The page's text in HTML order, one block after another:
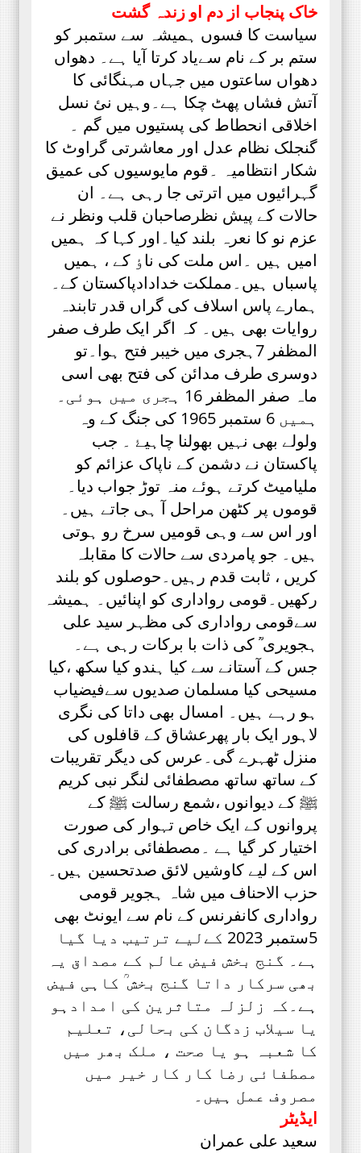
خاک پنجاب از دم او زندہ گشت
سیاست کا فسوں ہمیشہ سے ستمبر کو
ستم بر کے نام سےیاد کرتا آیا ہے۔ دھواں
دھواں ساعتوں میں جہاں مہنگائی کا
آتش فشاں پھٹ چکا ہے۔وہیں نئ نسل
اخلاقی انحطاط کی پستیوں میں گم ۔
گنجلک نظام عدل اور معاشرتی گراوٹ کا
شکار انتظامیہ ۔قوم مایوسیوں کی عمیق
گہرائیوں میں اترتی جا رہی ہے۔ ان
حالات کے پیش نظرصاحبان قلب ونظر نے
عزم نو کا نعرہ بلند کیا۔اور کہا کہ ہمیں
امیں ہیں ۔اس ملت کی ناٶ کے ، ہمیں
پاسباں ہیں۔مملکت خدادادپاکستان کے۔
ہمارے پاس اسلاف کی گراں قدر تابندہ
روایات بھی ہیں۔ کہ اگر ایک طرف صفر
المظفر 7ہجری میں خیبر فتح ہوا۔تو
دوسری طرف مدائن کی فتح بھی اسی
ماہ صفر المظفر 16 ہجری میں ہوئی۔
ہمیں 6 ستمبر 1965 کی جنگ کے وہ
ولولے بھی نہیں بھولنا چاہیۓ ۔ جب
پاکستان نے دشمن کے ناپاک عزائم کو
ملیامیٹ کرتے ہوئے منہ توڑ جواب دیا۔
قوموں پر کٹھن مراحل آ ہی جاتے ہیں۔
اور اس سے وہی قومیں سرخ رو ہوتی
ہیں۔ جو پامردی سے حالات کا مقابلہ
کریں ، ثابت قدم رہیں۔حوصلوں کو بلند
رکھیں۔قومی رواداری کو اپنائیں۔ ہمیشہ
سےقومی رواداری کی مظہر سید علی
ہجویری ؒ کی ذات با برکات رہی ہے۔
جس کے آستانے سے کیا ہندو کیا سکھ ،کیا
مسیحی کیا مسلمان صدیوں سےفیضیاب
ہو رہے ہیں۔ امسال بھی داتا کی نگری
لاہور ایک بار پھرعشاق کے قافلوں کی
منزل ٹھہرے گی۔عرس کی دیگر تقریبات
کے ساتھ ساتھ مصطفائی لنگر نبی کریم
ﷺ کے دیوانوں ،شمع رسالت ﷺ کے
پروانوں کے ایک خاص تہوار کی صورت
اختیار کر گیا ہے ۔مصطفائی برادری کی
اس کے لیے کاوشیں لائق صدتحسین ہیں۔
حزب الاحناف میں شاہ ہجویر قومی
رواداری کانفرنس کے نام سے ایونٹ بھی
5ستمبر 2023 کےلیے ترتیب دیا گیا
ہے۔ گنج بخش فیض عالم کے مصداق یہ
بھی سرکار داتا گنج بخش ؒ کاہی فیض
ہے۔کہ زلزلہ متاثرین کی امدادہو
یا سیلاب زدگان کی بحالی، تعلیم
کا شعبہ ہو یا صحت ، ملک بھر میں
مصطفائی رضا کار کار خیر میں
مصروف عمل ہیں۔
ایڈیٹر
سعید علی عمران